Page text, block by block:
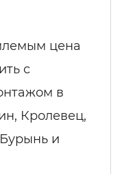
цена
с
в
Кролевец,
и